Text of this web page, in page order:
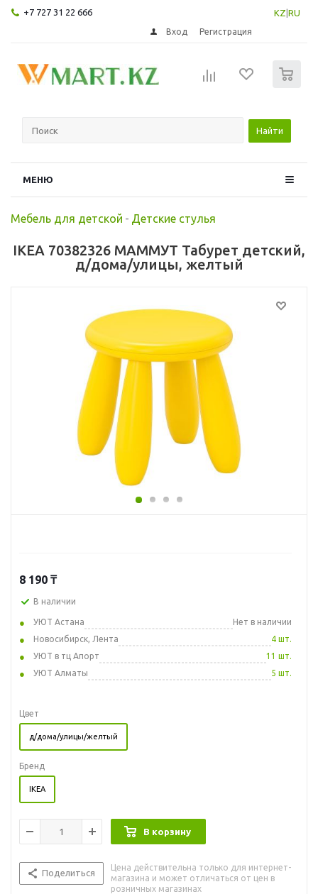
+7 727 31 22 666 KZ RU
Вход Регистрация
Найти
МЕНЮ
Мебель для детской - Детские стулья
IKEA 70382326 МАММУТ Табурет детский,
д/дома/улицы, желтый
8 190 ₸
В наличии
УЮТ Астана
Нет в наличии
Новосибирск, Лента
4 шт.
УЮТ в тц Апорт
11 шт.
УЮТ Алматы
5 шт.
Цвет
д/дома/улицы/желтый
Бренд
IKEA
В корзину
Поделиться
Цена действительна только для интернет-
магазина и может отличаться от цен в
розничных магазинах